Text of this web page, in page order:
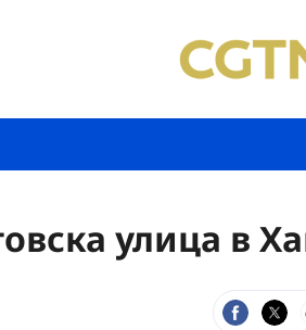
улица в